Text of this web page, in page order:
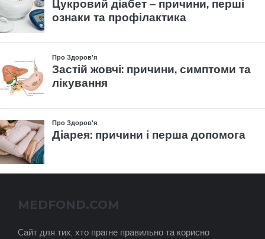
MEDFOND.COM
Cайт для тих, хто прагне правильно та корисно